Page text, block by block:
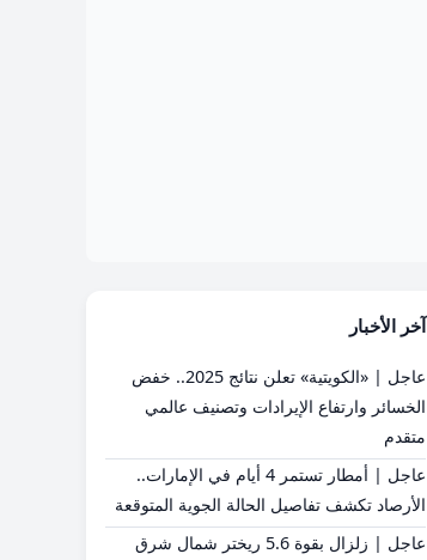
آخر الأخبار
عاجل | «الكويتية» تعلن نتائج 2025.. خفض
الخسائر وارتفاع الإيرادات وتصنيف عالمي
متقدم
عاجل | أمطار تستمر 4 أيام في الإمارات..
الأرصاد تكشف تفاصيل الحالة الجوية المتوقعة
عاجل | زلزال بقوة 5.6 ريختر شمال شرق